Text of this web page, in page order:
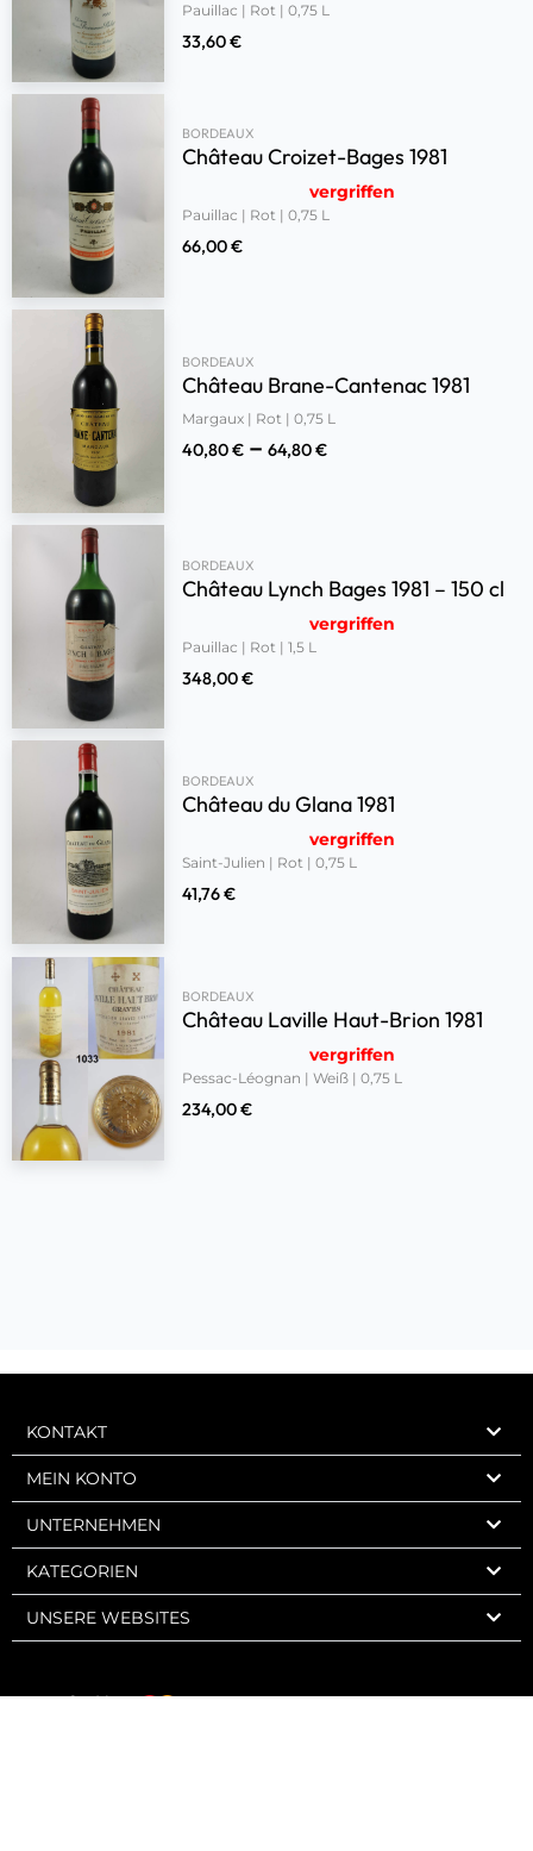
Pauillac | Rot | 0,75 L
33,60€
BORDEAUX
Château Croizet-Bages 1981
vergriffen
Pauillac | Rot | 0,75 L
66,00€
BORDEAUX
Château Brane-Cantenac 1981
Margaux | Rot | 0,75 L
40,80€ –64,80€
BORDEAUX
Château Lynch Bages 1981 – 150 cl
vergriffen
Pauillac | Rot | 1,5 L
348,00€
BORDEAUX
Château du Glana 1981
vergriffen
Saint-Julien | Rot | 0,75 L
41,76€
BORDEAUX
Château Laville Haut-Brion 1981
vergriffen
Pessac-Léognan | Weiß | 0,75 L
234,00€
KONTAKT
MEIN KONTO
UNTERNEHMEN
KATEGORIEN
UNSERE WEBSITES